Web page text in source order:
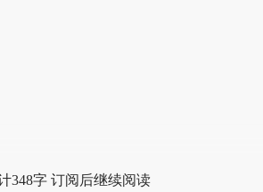
348字 订阅后继续阅读